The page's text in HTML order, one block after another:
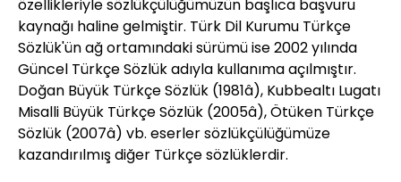
özellikleriyle sözlükçülüğümüzün başlıca başvuru
kaynağı haline gelmiştir. Türk Dil Kurumu Türkçe
Sözlük'ün ağ ortamındaki sürümü ise 2002 yılında
Güncel Türkçe Sözlük adıyla kullanıma açılmıştır.
Doğan Büyük Türkçe Sözlük (1981â), Kubbealtı Lugatı
Misalli Büyük Türkçe Sözlük (2005â), Ötüken Türkçe
Sözlük (2007â) vb. eserler sözlükçülüğümüze
kazandırılmış diğer Türkçe sözlüklerdir.